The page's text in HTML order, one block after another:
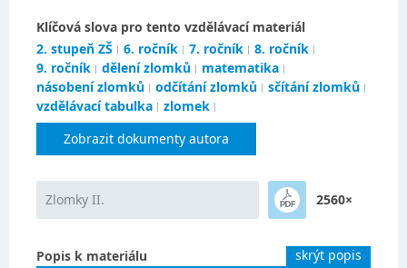
Klíčová slova pro tento vzdělávací materiál
2. stupeň ZŠ
6. ročník 7. ročník
8. ročník
9. ročník
dělení zlomků
matematika
násobení zlomků
odčítání zlomků
sčítání zlomků
vzdělávací tabulka
zlomek
Zobrazit dokumenty autora
Zlomky II. 2560×
Popis k materiálu
skrýt popis